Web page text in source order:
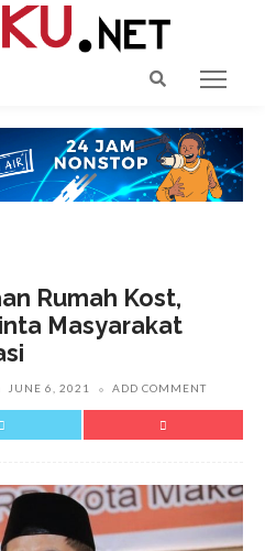
Rumah Kost,
Masyarakat
JUNE 6, 2021 ADD COMMENT